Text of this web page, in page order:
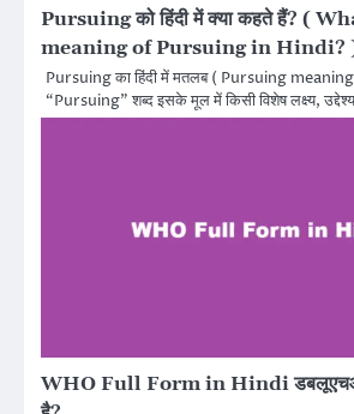
Pursuing को हिंदी में क्या कहते हैं? (
meaning of Pursuing in Hindi?
Pursuing का हिंदी में मतलब ( Pursuing
“Pursuing” शब्द इसके मूल में किसी विशेष लक्ष्य,
WHO Full Form in Hindi डबलूएचओ